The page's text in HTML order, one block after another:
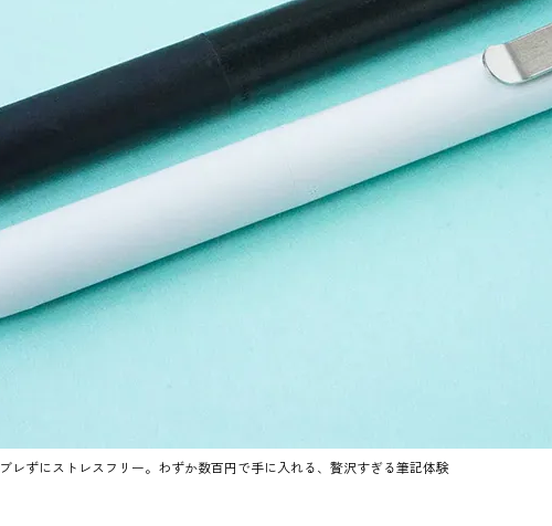
ブレずにストレスフリー。わずか数百円で手に入れる、贅沢すぎる筆記体験